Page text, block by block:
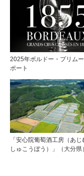
2025年ボルドー・プリム
ポート
「安心院葡萄酒工房（あじ
しゅこうぼう）」（大分県